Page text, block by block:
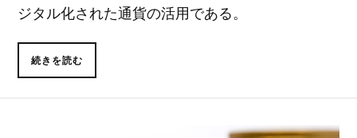
ジタル化された通貨の活用である。
続きを読む